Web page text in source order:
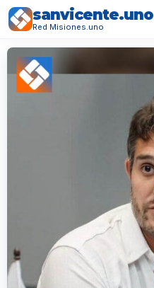
sanvicente.uno
Red Misiones.uno